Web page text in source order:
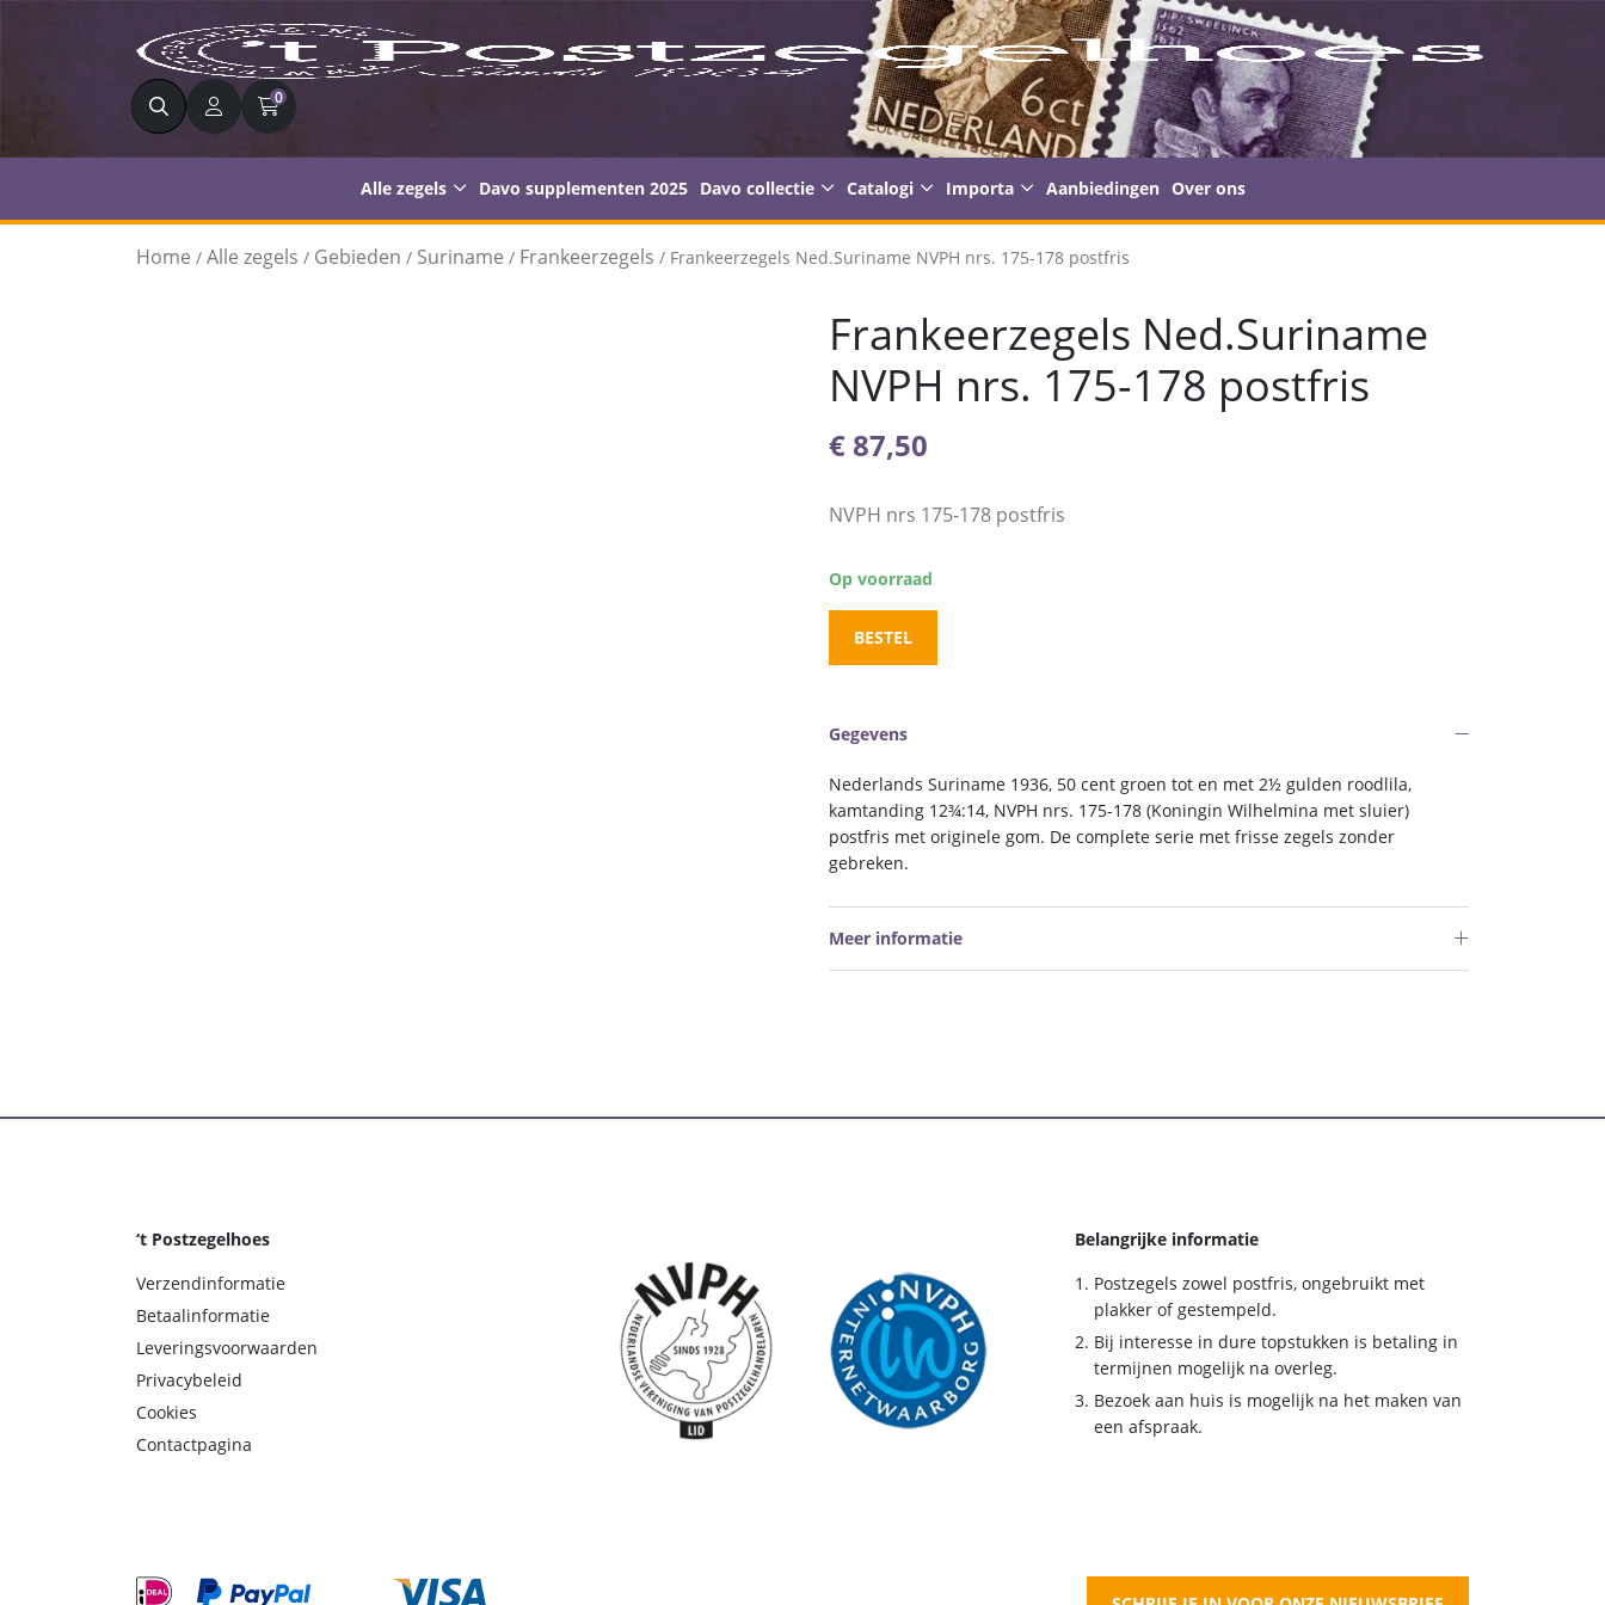
Zoeken 0
Alle zegels Davo supplementen 2025 Davo collectie Catalogi Importa Aanbiedingen Over ons
Home / Alle zegels / Gebieden / Suriname / Frankeerzegels / Frankeerzegels Ned.Suriname NVPH nrs. 175-178 postfris
Frankeerzegels Ned.Suriname
NVPH nrs. 175-178 postfris
€ 87,50
NVPH nrs 175-178 postfris
Op voorraad
BESTEL
Gegevens
Nederlands Suriname 1936, 50 cent groen tot en met 2½ gulden roodlila,
kamtanding 12¾:14, NVPH nrs. 175-178 (Koningin Wilhelmina met sluier)
postfris met originele gom. De complete serie met frisse zegels zonder
gebreken.
Meer informatie
‘t Postzegelhoes
Verzendinformatie
Betaalinformatie
Leveringsvoorwaarden
Privacybeleid
Cookies
Contactpagina
Belangrijke informatie
Postzegels zowel postfris, ongebruikt met
plakker of gestempeld.
Bij interesse in dure topstukken is betaling in
termijnen mogelijk na overleg.
Bezoek aan huis is mogelijk na het maken van
een afspraak.